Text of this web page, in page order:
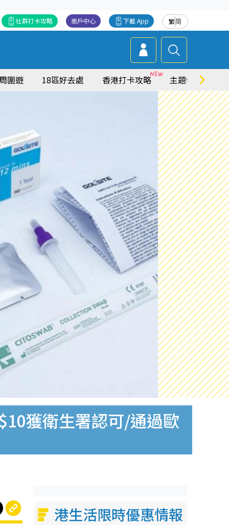
繁简
下載 App
商戶中心
社群打卡攻略
圍遊 18區好去處 香港打卡攻略 主題特集
獲衛生署認可/通過歐
港生活限時優惠情報